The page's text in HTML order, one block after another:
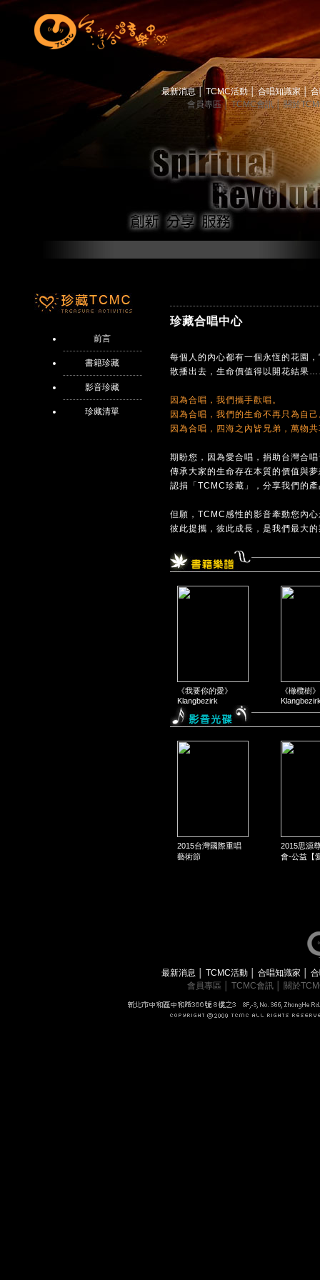
最新消息 TCMC活動│ 合唱知識家│
會員專區│ TCMC會訊│ 關於
前言
書籍珍藏
影音珍藏
珍藏清單
珍藏合唱中心
每個人的內心都有一個永恆的花園
散播出去，生命價值得以開花結果
因為合唱，我們攜手歡唱。
因為合唱，我們的生命不再只為自
因為合唱，四海之內皆兄弟，萬物
期盼您，因為愛合唱，捐助台灣合
傳承大家的生命存在本質的價值與
認捐「TCMC珍藏」，分享我們的
但願，TCMC感性的影音牽動您內
彼此提攜，彼此成長，是我們最
《我要你的愛》
Klangbezirk
《橄欖樹》
2015台灣國際重唱
藝術節
2015思源
會-公益【
最新消息 TCMC活動 合唱知識家
會員專區
TCMC會訊 關於